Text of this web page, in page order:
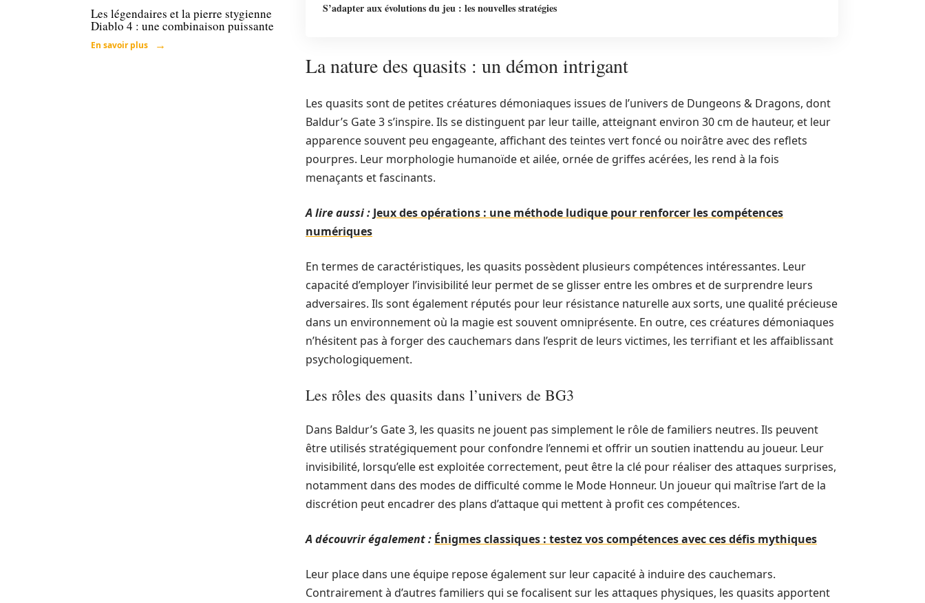
Les légendaires et la pierre stygienne
Diablo 4 : une combinaison puissante
En savoir plus
S’adapter aux évolutions du jeu : les nouvelles stratégies
La nature des quasits : un démon intrigant
Les quasits sont de petites créatures démoniaques issues de l’univers de Dungeons & Dragons, dont
Baldur’s Gate 3 s’inspire. Ils se distinguent par leur taille, atteignant environ 30 cm de hauteur, et leur
apparence souvent peu engageante, affichant des teintes vert foncé ou noirâtre avec des reflets
pourpres. Leur morphologie humanoïde et ailée, ornée de griffes acérées, les rend à la fois
menaçants et fascinants.
A lire aussi : Jeux des opérations : une méthode ludique pour renforcer les compétences
numériques
En termes de caractéristiques, les quasits possèdent plusieurs compétences intéressantes. Leur
capacité d’employer l’invisibilité leur permet de se glisser entre les ombres et de surprendre leurs
adversaires. Ils sont également réputés pour leur résistance naturelle aux sorts, une qualité précieuse
dans un environnement où la magie est souvent omniprésente. En outre, ces créatures démoniaques
n’hésitent pas à forger des cauchemars dans l’esprit de leurs victimes, les terrifiant et les affaiblissant
psychologiquement.
Les rôles des quasits dans l’univers de BG3
Dans Baldur’s Gate 3, les quasits ne jouent pas simplement le rôle de familiers neutres. Ils peuvent
être utilisés stratégiquement pour confondre l’ennemi et offrir un soutien inattendu au joueur. Leur
invisibilité, lorsqu’elle est exploitée correctement, peut être la clé pour réaliser des attaques surprises,
notamment dans des modes de difficulté comme le Mode Honneur. Un joueur qui maîtrise l’art de la
discrétion peut encadrer des plans d’attaque qui mettent à profit ces compétences.
A découvrir également : Énigmes classiques : testez vos compétences avec ces défis mythiques
Leur place dans une équipe repose également sur leur capacité à induire des cauchemars.
Contrairement à d’autres familiers qui se focalisent sur les attaques physiques, les quasits apportent